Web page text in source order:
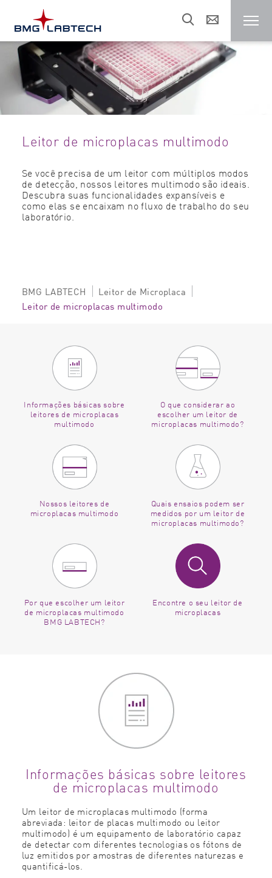
Leitor de Microplaca
Clientes
Áreas de Pesquisa
Recursos
Leitor de microplacas multimodo
Se você precisa de um leitor com múltiplos modos
de detecção, nossos leitores multimodo são ideais.
Descubra suas funcionalidades expansíveis e
como elas se encaixam no fluxo de trabalho do seu
laboratório.
BMG LABTECH
Leitor de Microplaca
Leitor de microplacas multimodo
Informações básicas sobre
leitores de microplacas
multimodo
O que considerar ao
escolher um leitor de
microplacas multimodo?
Nossos leitores de
microplacas multimodo
Quais ensaios podem ser
medidos por um leitor de
microplacas multimodo?
Por que escolher um leitor
de microplacas multimodo
BMG LABTECH?
Encontre o seu leitor de
microplacas
Informações básicas sobre leitores
de microplacas multimodo
Um leitor de microplacas multimodo (forma
abreviada: leitor de placas multimodo ou leitor
multimodo) é um equipamento de laboratório capaz
de detectar com diferentes tecnologias os fótons de
luz emitidos por amostras de diferentes naturezas e
quantificá-los.